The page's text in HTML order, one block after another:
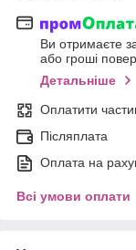
Ви отримаєте
або гроші
Детальніше
Оплатити
Післяплата
Оплата на
Всі умови оплати